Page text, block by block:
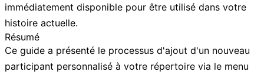
immédiatement disponible pour être utilisé dans votre
histoire actuelle.
Résumé
Ce guide a présenté le processus d'ajout d'un nouveau
participant personnalisé à votre répertoire via le menu